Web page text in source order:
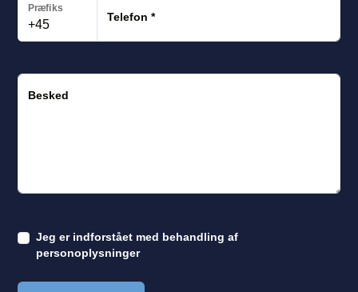
Præfiks
Telefon *
Besked
Jeg er indforstået med behandling af
personoplysninger